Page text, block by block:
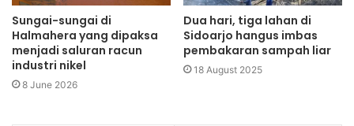
Sungai-sungai di
Halmahera yang dipaksa
menjadi saluran racun
industri nikel
8 June 2026
Dua hari, tiga lahan di
Sidoarjo hangus imbas
pembakaran sampah liar
18 August 2025